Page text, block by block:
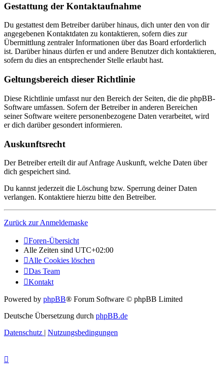
Gestattung der Kontaktaufnahme
Du gestattest dem Betreiber darüber hinaus, dich unter den von dir
angegebenen Kontaktdaten zu kontaktieren, sofern dies zur
Übermittlung zentraler Informationen über das Board erforderlich
ist. Darüber hinaus dürfen er und andere Benutzer dich kontaktieren,
sofern du dies an entsprechender Stelle erlaubt hast.
Geltungsbereich dieser Richtlinie
Diese Richtlinie umfasst nur den Bereich der Seiten, die die phpBB-
Software umfassen. Sofern der Betreiber in anderen Bereichen
seiner Software weitere personenbezogene Daten verarbeitet, wird
er dich darüber gesondert informieren.
Auskunftsrecht
Der Betreiber erteilt dir auf Anfrage Auskunft, welche Daten über
dich gespeichert sind.
Du kannst jederzeit die Löschung bzw. Sperrung deiner Daten
verlangen. Kontaktiere hierzu bitte den Betreiber.
Zurück zur Anmeldemaske
Foren-Übersicht
Alle Zeiten sind UTC+02:00
Alle Cookies löschen
Das Team
Kontakt
Powered by phpBB® Forum Software © phpBB Limited
Deutsche Übersetzung durch phpBB.de
Datenschutz | Nutzungsbedingungen